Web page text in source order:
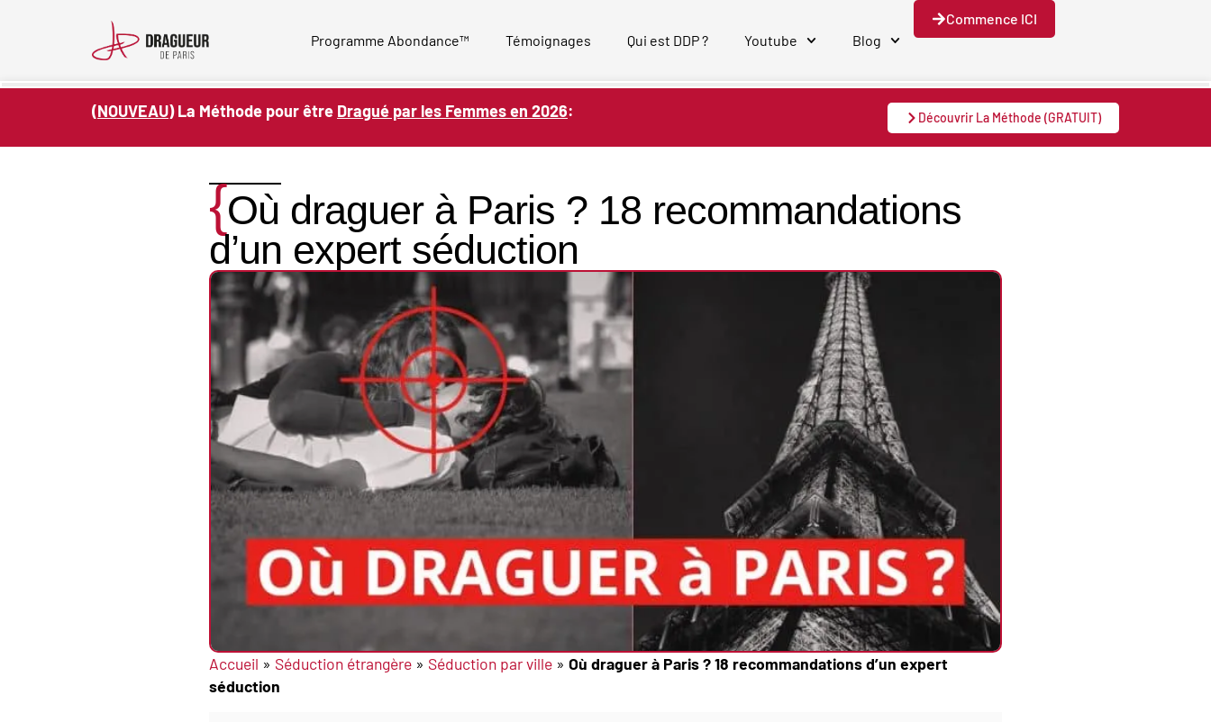
Programme Abondance™ Témoignages Qui est DDP ? Youtube Blog
Commence ICI
(NOUVEAU) La Méthode pour être Dragué par les Femmes en 2026: Découvrir La Méthode (GRATUIT)
{Où draguer à Paris ? 18 recommandations
d’un expert séduction
Accueil » Séduction étrangère » Séduction par ville » Où draguer à Paris ? 18 recommandations d’un expert
séduction